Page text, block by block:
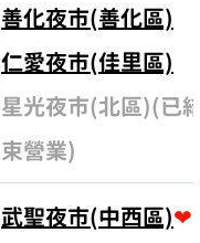
善化夜市(善化區)
仁愛夜市(佳里區)
星光夜市(北區)(已結
束營業)
武聖夜市(中西區)❤